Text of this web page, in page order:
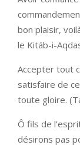
bon plaisir,
le Kitáb-i-
Accepter tout
satisfaire de
toute gloire.
Ô fils de
désirons pas